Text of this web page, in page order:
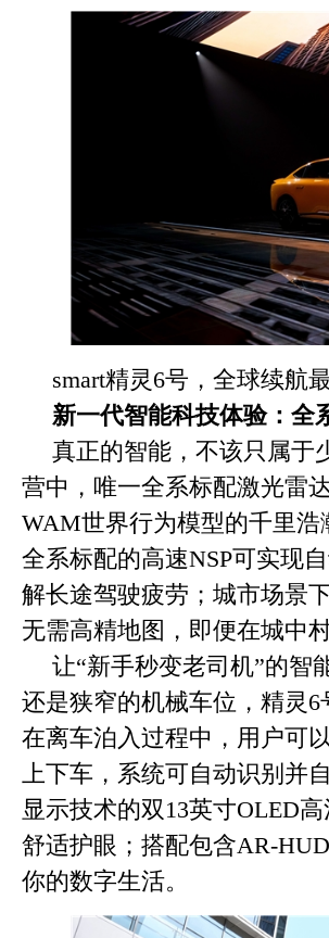
smart精灵6号，全球续航
新一代智能科技体验：全
真正的智能，不该只属于
营中，唯一全系标配激光雷
WAM世界行为模型的千里
全系标配的高速NSP可实现
解长途驾驶疲劳；城市场景
无需高精地图，即便在城中
让“新手秒变老司机”的智
还是狭窄的机械车位，精灵
在离车泊入过程中，用户可
上下车，系统可自动识别并
显示技术的双13英寸OLED
舒适护眼；搭配包含AR-
你的数字生活。